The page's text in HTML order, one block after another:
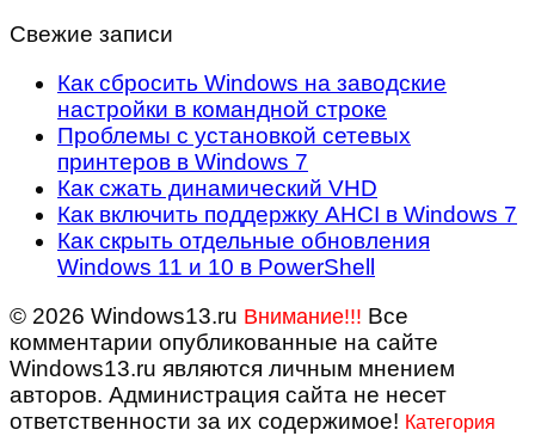
Свежие записи
Как сбросить Windows на заводские
настройки в командной строке
Проблемы с установкой сетевых
принтеров в Windows 7
Как сжать динамический VHD
Как включить поддержку AHCI в Windows 7
Как скрыть отдельные обновления
Windows 11 и 10 в PowerShell
© 2026 Windows13.ru Внимание!!! Все
комментарии опубликованные на сайте
Windows13.ru являются личным мнением
авторов. Администрация сайта не несет
ответственности за их содержимое! Категория